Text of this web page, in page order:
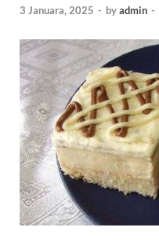
3 Januara, 2025 - byadmin -